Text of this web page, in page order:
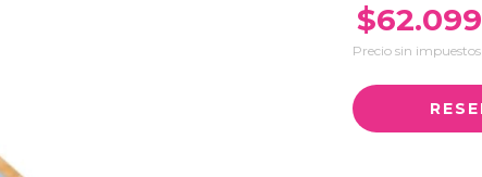
$62.099
Precio sin impuestos